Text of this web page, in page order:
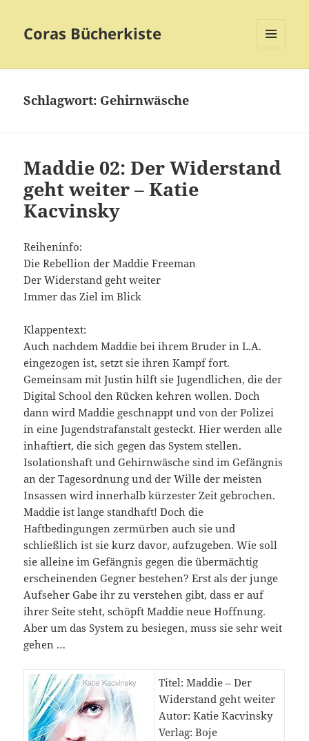
Coras Bücherkiste
Schlagwort: Gehirnwäsche
Maddie 02: Der Widerstand
geht weiter – Katie
Kacvinsky
Reiheninfo:
Die Rebellion der Maddie Freeman
Der Widerstand geht weiter
Immer das Ziel im Blick
Klappentext:
Auch nachdem Maddie bei ihrem Bruder in L.A.
eingezogen ist, setzt sie ihren Kampf fort.
Gemeinsam mit Justin hilft sie Jugendlichen, die der
Digital School den Rücken kehren wollen. Doch
dann wird Maddie geschnappt und von der Polizei
in eine Jugendstrafanstalt gesteckt. Hier werden alle
inhaftiert, die sich gegen das System stellen.
Isolationshaft und Gehirnwäsche sind im Gefängnis
an der Tagesordnung und der Wille der meisten
Insassen wird innerhalb kürzester Zeit gebrochen.
Maddie ist lange standhaft! Doch die
Haftbedingungen zermürben auch sie und
schließlich ist sie kurz davor, aufzugeben. Wie soll
sie alleine im Gefängnis gegen die übermächtig
erscheinenden Gegner bestehen? Erst als der junge
Aufseher Gabe ihr zu verstehen gibt, dass er auf
ihrer Seite steht, schöpft Maddie neue Hoffnung.
Aber um das System zu besiegen, muss sie sehr weit
gehen …
Titel: Maddie – Der
Widerstand geht weiter
Autor: Katie Kacvinsky
Verlag: Boje